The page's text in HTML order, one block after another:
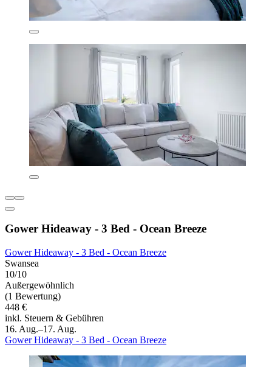
Gower Hideaway - 3 Bed - Ocean Breeze
Gower Hideaway - 3 Bed - Ocean Breeze
Swansea
10/10
Außergewöhnlich
(1 Bewertung)
448 €
inkl. Steuern & Gebühren
16. Aug.–17. Aug.
Gower Hideaway - 3 Bed - Ocean Breeze